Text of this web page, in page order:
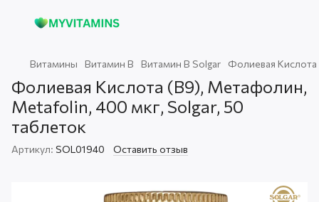
Витамины Витамин В Витамин В Solgar Фолиевая
Фолиевая Кислота (В9), Метафолин,
Metafolin, 400 мкг, Solgar, 50
таблеток
Артикул: SOL01940 Оставить отзыв